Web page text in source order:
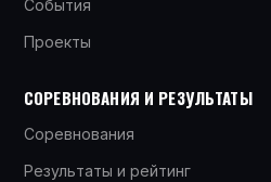
События
Проекты
СОРЕВНОВАНИЯ И РЕЗУЛЬТАТЫ
Соревнования
Результаты и рейтинг